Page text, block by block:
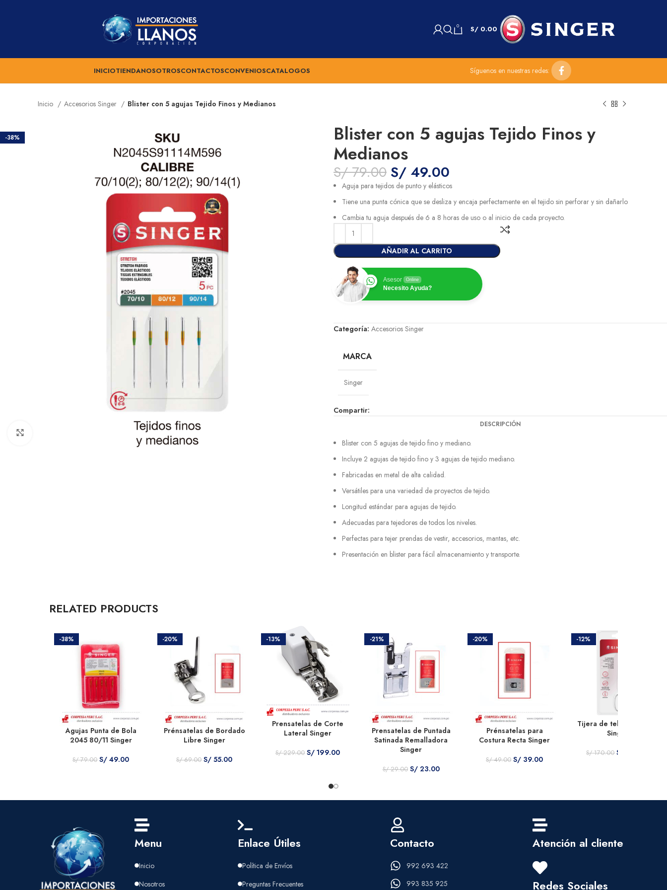
S/0.00
INICIOTIENDANOSOTROSCONTACTOSCONVENIOSCATALOGOS Síguenos en nuestras redes:
Inicio Accesorios Singer Blister con 5 agujas Tejido Finos y Medianos
-38%
Blister con 5 agujas Tejido Finos y
Medianos
S/79.00 S/ 49.00
Aguja para tejidos de punto y elásticos
Tiene una punta cónica que se desliza y encaja perfectamente en el tejido sin perforar y sin dañarlo
Cambia tu aguja después de 6 a 8 horas de uso o al inicio de cada proyecto.
AÑADIR AL CARRITO
Asesor Online
Necesito Ayuda?
Categoría: Accesorios Singer
MARCA
Singer
Compartir:
DESCRIPCIÓN
Blister con 5 agujas de tejido fino y mediano.
Incluye 2 agujas de tejido fino y 3 agujas de tejido mediano.
Fabricadas en metal de alta calidad.
Versátiles para una variedad de proyectos de tejido.
Longitud estándar para agujas de tejido.
Adecuadas para tejedores de todos los niveles.
Perfectas para tejer prendas de vestir, accesorios, mantas, etc.
Presentación en blister para fácil almacenamiento y transporte.
RELATED PRODUCTS
-38%
Agujas Punta de Bola
2045 80/11 Singer
S/79.00 S/ 49.00
-20%
Prénsatelas de Bordado
Libre Singer
S/69.00 S/ 55.00
-13%
Prensatelas de Corte
Lateral Singer
S/229.00 S/199.00
-21%
Prensatelas de Puntada
Satinada Remalladora
Singer
S/29.00 S/23.00
-20%
Prénsatelas para
Costura Recta Singer
S/49.00 S/ 39.00
-12%
Tijera de tela 7″ 17.8 cm
Singer
S/170.00 S/
Menu
Inicio
Nosotros
Enlace Útiles
Política de Envíos
Preguntas Frecuentes
Contacto
992 693 422
993 835 925
Atención al cliente
Redes Sociales